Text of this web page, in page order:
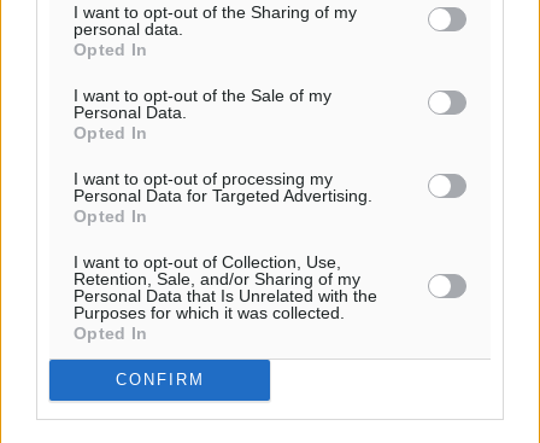
I want to opt-out of the Sharing of my
personal data.
Opted In
I want to opt-out of the Sale of my
Personal Data.
Opted In
I want to opt-out of processing my
Personal Data for Targeted Advertising.
Opted In
I want to opt-out of Collection, Use,
Retention, Sale, and/or Sharing of my
Personal Data that Is Unrelated with the
Purposes for which it was collected.
Opted In
CONFIRM
Καιρός «hot – dry – windy» τις επόμενες 48 ώρες στη
χώρα
Ειδήσεις πριν 2 ώρες
αγάπης για τα παιδιά
Τοπικές Ειδήσεις πριν 2 ώρες
Τουρισμός: Με θετικό πρόσημο έως τώρα η χρονιά,
παρά τα σκαμπανεβάσματα
Ειδήσεις• πριν 3 ώρες
Χαρ. Ναβροζίδης στον RV «Σε τρία χρόνια θα είμαστε